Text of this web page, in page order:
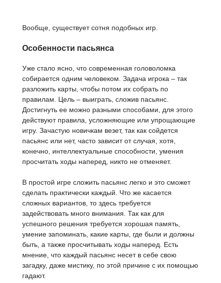
Вообще, существует сотня подобных игр.
Особенности пасьянса
Уже стало ясно, что современная головоломка
собирается одним человеком. Задача игрока – так
разложить карты, чтобы потом их собрать по
правилам. Цель – выиграть, сложив пасьянс.
Достигнуть ее можно разными способами, для этого
действуют правила, усложняющие или упрощающие
игру. Зачастую новичкам везет, так как сойдется
пасьянс или нет, часто зависит от случая, хотя,
конечно, интеллектуальные способности, умения
просчитать ходы наперед, никто не отменяет.
В простой игре сложить пасьянс легко и это сможет
сделать практически каждый. Что же касается
сложных вариантов, то здесь требуется
задействовать много внимания. Так как для
успешного решения требуется хорошая память,
умение запоминать, какие карты, где были и должны
быть, а также просчитывать ходы наперед. Есть
мнение, что каждый пасьянс несет в себе свою
загадку, даже мистику, по этой причине с их помощью
гадают.